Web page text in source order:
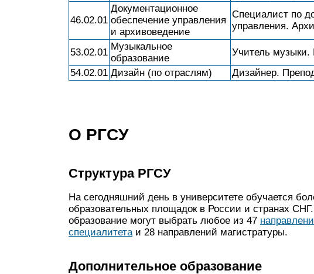
46.02.01
Документационное
обеспечение управления
и архивоведение
Специалист по
управления.
53.02.01
Музыкальное
образование
Учитель музыки.
54.02.01 Дизайн (по отраслям) Дизайнер.
О РГСУ
Структура РГСУ
На сегодняшний день в университете обучается
образовательных площадок в России и странах
образование могут выбрать любое из 47
специалитетаи 28 направлений магистратуры.
Дополнительное образование